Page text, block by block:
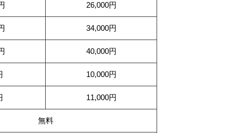
26,000円
34,000円
40,000円
10,000円
11,000円
無料